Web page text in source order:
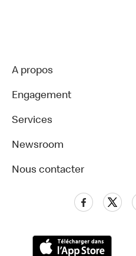
A propos
Engagement
Services
Newsroom
Nous contacter